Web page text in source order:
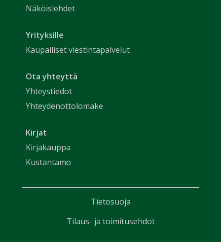
Näköislehdet
Yrityksille
Kaupalliset viestintäpalvelut
Ota yhteyttä
Yhteystiedot
Yhteydenottolomake
Kirjat
Kirjakauppa
Kustantamo
Tietosuoja
Tilaus- ja toimitusehdot